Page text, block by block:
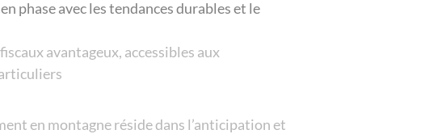
phase avec les tendances durables et le
avantageux, accessibles aux
en montagne réside dans l’anticipation et